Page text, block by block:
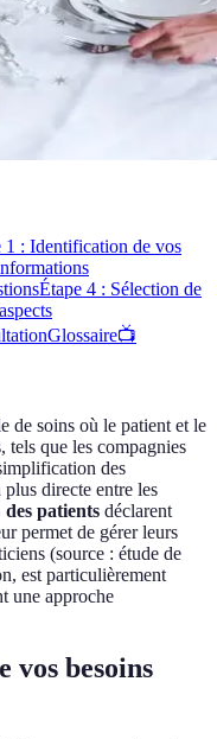
1 : Identification de vos
Étape 4 : Sélection de
Glossaire📺
de soins où le patient et le
tels que les compagnies
des
directe entre les
patients déclarent
permet de gérer leurs
(source : étude de
est particulièrement
une approche
vos besoins